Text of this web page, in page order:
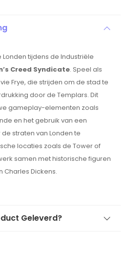
tijdens de Industriële
Creed Syndicate. Speel als
Frye, die strijden om de stad te
door de Templars. Dit
gameplay-elementen zoals
en het gebruik van een
straten van Londen te
locaties zoals de Tower of
samen met historische figuren
Charles Dickens.
Geleverd?